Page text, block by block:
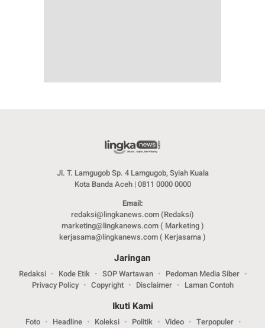
Jl. T. Lamgugob Sp. 4 Lamgugob, Syiah Kuala
Kota Banda Aceh | 0811 0000 0000
Email:
redaksi@lingkanews.com (Redaksi)
marketing@lingkanews.com ( Marketing )
kerjasama@lingkanews.com ( Kerjasama )
Jaringan
Redaksi Kode Etik SOP Wartawan
Pedoman Media Siber
Privacy Policy
Copyright Disclaimer Laman Contoh
Ikuti Kami
Foto Headline Koleksi Politik Video
Terpopuler